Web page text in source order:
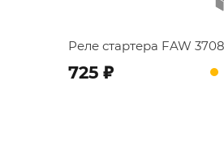
Реле стартера FAW
725 ;